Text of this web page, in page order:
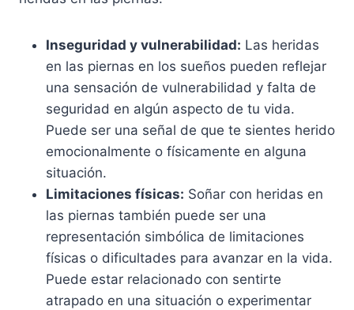
Inseguridad y vulnerabilidad: Las heridas
en las piernas en los sueños pueden reflejar
una sensación de vulnerabilidad y falta de
seguridad en algún aspecto de tu vida.
Puede ser una señal de que te sientes herido
emocionalmente o físicamente en alguna
situación.
Limitaciones físicas: Soñar con heridas en
las piernas también puede ser una
representación simbólica de limitaciones
físicas o dificultades para avanzar en la vida.
Puede estar relacionado con sentirte
atrapado en una situación o experimentar